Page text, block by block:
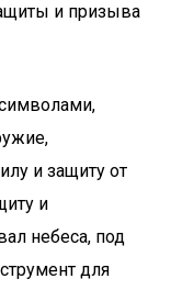
и призыва
и защиту от
и
небеса, под
для